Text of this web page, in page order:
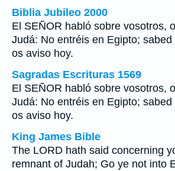
Biblia Jubileo 2000
El SEÑOR habló sobre vosotros,
Judá: No entréis en Egipto;
os aviso hoy.
Sagradas Escrituras 1569
El SEÑOR habló sobre vosotros,
Judá: No entréis en Egipto;
os aviso hoy.
King James Bible
The LORD hath said concerning
remnant of Judah; Go ye not into